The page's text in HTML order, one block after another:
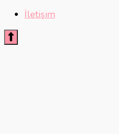
İletişim